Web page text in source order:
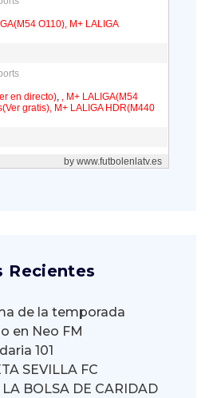
Recientes
de la temporada
en Neo FM
101
SEVILLA FC
BOLSA DE CARIDAD